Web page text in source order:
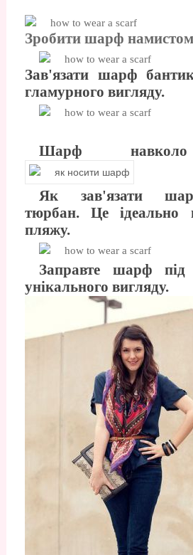
Зробити шарф
Зав'язати шарф
гламурного вигляду.
Шарф
Як зав'язати
тюрбан. Це ідеально
пляжу.
Заправте шарф
унікального вигляду.